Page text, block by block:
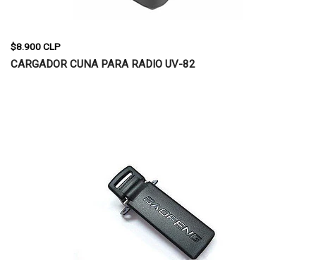
$8.900 CLP
CARGADOR CUNA PARA RADIO UV-82